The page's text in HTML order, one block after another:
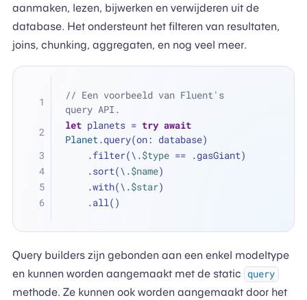
aanmaken, lezen, bijwerken en verwijderen uit de
database. Het ondersteunt het filteren van resultaten,
joins, chunking, aggregaten, en nog veel meer.
// Een voorbeeld van Fluent's
query API.
let planets = try await
Planet.query(on: database)
    .filter(\.
$type == .gasGiant)
    .sort(\.
$name)
    .with(\.
$star)
    .all()
Query builders zijn gebonden aan een enkel modeltype
en kunnen worden aangemaakt met de static
query
methode. Ze kunnen ook worden aangemaakt door het